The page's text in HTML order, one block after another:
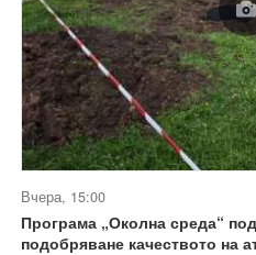
Вчера, 15:00
Програма „Околна среда“
подобряване качеството на